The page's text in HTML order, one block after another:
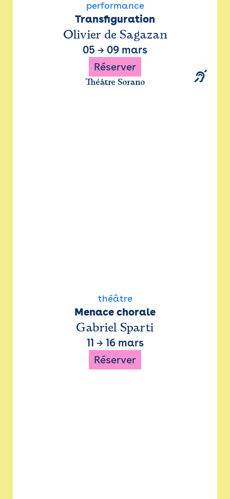
performance
Transfiguration
Olivier de Sagazan
05 → 09 mars
Réserver
Théâtre Sorano
théâtre
Menace chorale
Gabriel Sparti
11 → 16 mars
Réserver